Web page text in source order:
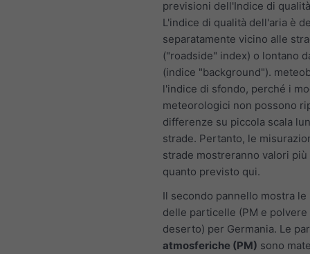
previsioni dell'Indice di
L'indice di qualità dell'aria è
separatamente vicino alle
("roadside" index) o lontano
(indice "background").
l'indice di sfondo, perché i
meteorologici non possono
differenze su piccola scala
strade. Pertanto, le
strade mostreranno valori più
quanto previsto qui.
Il secondo pannello mostra
delle particelle (PM e polvere
deserto) per Germania. Le
atmosferiche (PM) sono